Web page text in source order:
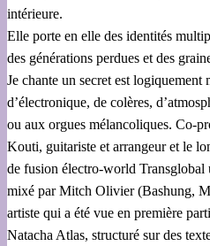
intérieure.
Elle porte en elle des identités
des générations perdues et des
Je chante un secret est
d’électronique, de colères,
ou aux orgues mélancoliques. Co-
Kouti, guitariste et arrangeur et le
de fusion électro-world Transglobal
mixé par Mitch Olivier (Bashung,
artiste qui a été vue en première
Natacha Atlas, structuré sur des